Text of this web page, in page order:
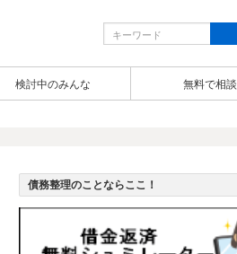
検討中のみんな 無料で相談
債務整理のことならここ！